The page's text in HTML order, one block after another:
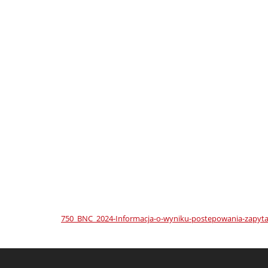
750_BNC_2024-Informacja-o-wyniku-postepowania-